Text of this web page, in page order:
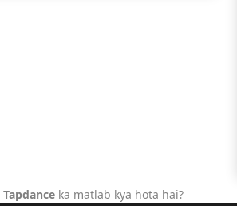
Tapdance ka matlab kya hota hai?